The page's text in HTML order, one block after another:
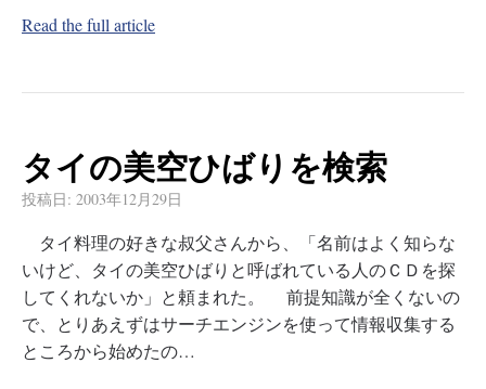
Read the full article
タイの美空ひばりを検索
投稿日: 2003年12月29日
タイ料理の好きな叔父さんから、「名前はよく知らな
いけど、タイの美空ひばりと呼ばれている人のＣＤを探
してくれないか」と頼まれた。 前提知識が全くないの
で、とりあえずはサーチエンジンを使って情報収集する
ところから始めたの…